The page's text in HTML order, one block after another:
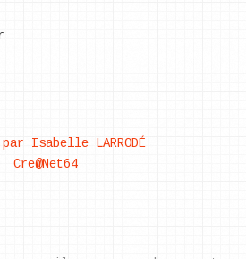
Isabelle LARRODÉ
Cre@Net64